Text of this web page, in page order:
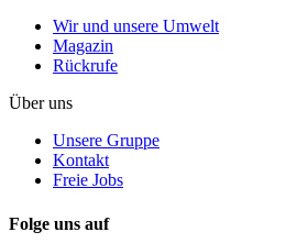
Wir und unsere Umwelt
Magazin
Rückrufe
Über uns
Unsere Gruppe
Kontakt
Freie Jobs
Folge uns auf